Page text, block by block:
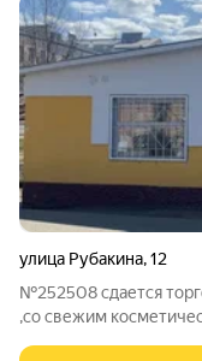
улица Рубакина,12
№252508 сдается
,со свежим